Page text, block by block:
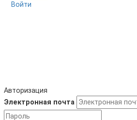
Войти
Авторизация
Электронная почта